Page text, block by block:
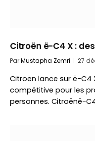
Citroën ë-C4 X :
ParMustapha Zemri 27
Citroën lance sur ë-C4
compétitive pour les
personnes. Citroënë-